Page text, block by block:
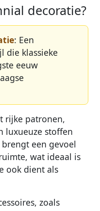
decoratie?
: Een
die klassieke
eeuw
rijke patronen,
luxueuze stoffen
een gevoel
wat ideaal is
ook dient als
zoals